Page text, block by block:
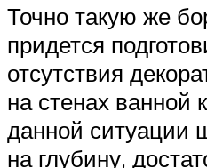
Точно такую же
придется
отсутствия
на стенах ванной
данной ситуации
на глубину,